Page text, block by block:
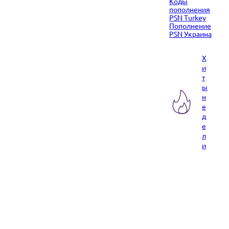
пополнения
PSN Turkey
Пополнение
PSN Украина
Х
и
т
ы
н
е
д
е
л
и